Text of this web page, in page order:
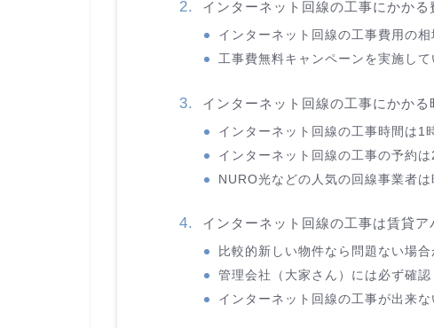
インターネット回線の工事にかかる
インターネット回線の工事費用の相
工事費無料キャンペーンを実施して
インターネット回線の工事にかかる
インターネット回線の工事時間は1
インターネット回線の工事の予約
NURO光などの人気の回線事業者
インターネット回線の工事は賃貸
比較的新しい物件なら問題ない場合
管理会社（大家さん）には必ず確認
インターネット回線の工事が出来な